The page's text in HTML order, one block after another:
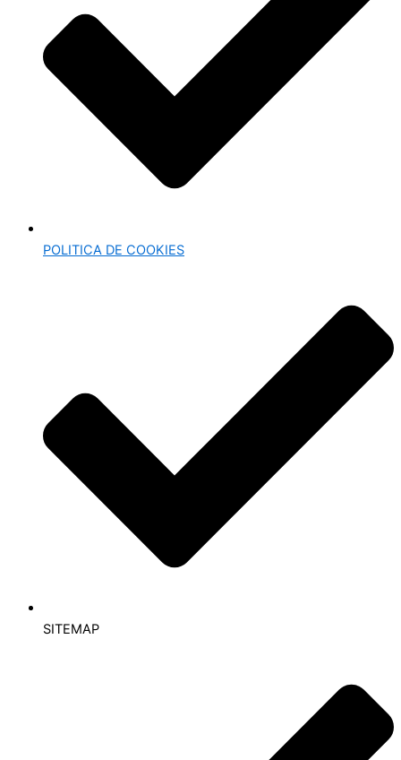
POLITICA DE COOKIES
SITEMAP